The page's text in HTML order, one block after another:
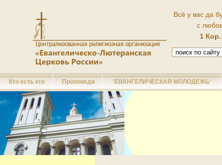
Всё у вас да
с
1
Кто есть кто Проповеди 'ЕВАНГЕЛИЧЕСКАЯ МОЛОДЕЖЬ'